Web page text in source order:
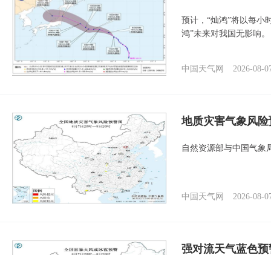
预计，“灿鸿”将以每小
鸿”未来对我国无影响。
中国天气网 2026-08-
地质灾害气象风
自然资源部与中国气象
中国天气网 2026-08-
强对流天气蓝色